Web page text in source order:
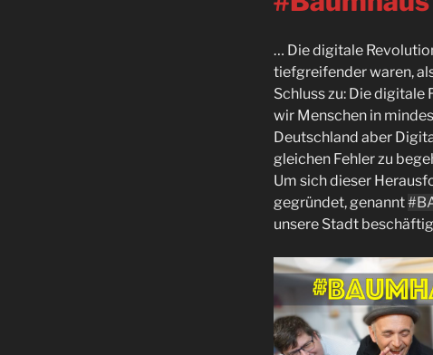
… Die digitale
tiefgreifender waren,
Schluss zu: Die
wir Menschen in
Deutschland aber
gleichen Fehler zu
Um sich dieser
gegründet, genannt
unsere Stadt